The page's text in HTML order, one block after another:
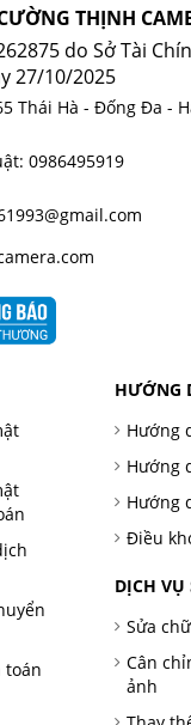
THỊNH
do Sở Tài
27/10/2025
Thái Hà - Đống Đa -
0986495919
toán
HƯỚNG
Hướng
Hướng
Hướng
Điều
DỊCH
Sửa
Cân
ảnh